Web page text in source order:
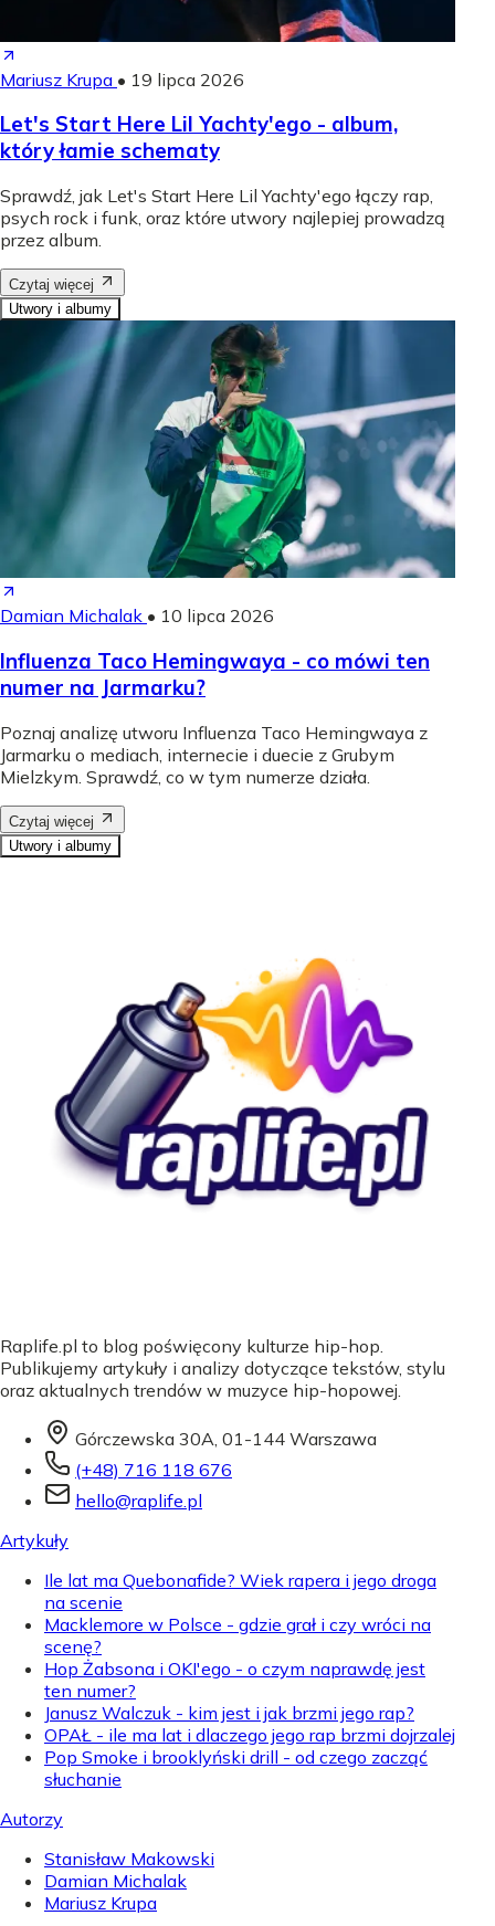
Mariusz Krupa • 19 lipca 2026
Let's Start Here Lil Yachty'ego - album,
który łamie schematy
Sprawdź, jak Let's Start Here Lil Yachty'ego łączy rap,
psych rock i funk, oraz które utwory najlepiej prowadzą
przez album.
Czytaj więcej
Utwory i albumy
Damian Michalak • 10 lipca 2026
Influenza Taco Hemingwaya - co mówi ten
numer na Jarmarku?
Poznaj analizę utworu Influenza Taco Hemingwaya z
Jarmarku o mediach, internecie i duecie z Grubym
Mielzkym. Sprawdź, co w tym numerze działa.
Czytaj więcej
Utwory i albumy
Raplife.pl to blog poświęcony kulturze hip-hop.
Publikujemy artykuły i analizy dotyczące tekstów, stylu
oraz aktualnych trendów w muzyce hip-hopowej.
Górczewska 30A, 01-144 Warszawa
(+48) 716 118 676
hello@raplife.pl
Artykuły
Ile lat ma Quebonafide? Wiek rapera i jego droga
na scenie
Macklemore w Polsce - gdzie grał i czy wróci na
scenę?
Hop Żabsona i OKI'ego - o czym naprawdę jest
ten numer?
Janusz Walczuk - kim jest i jak brzmi jego rap?
OPAŁ - ile ma lat i dlaczego jego rap brzmi dojrzalej
Pop Smoke i brooklyński drill - od czego zacząć
słuchanie
Autorzy
Stanisław Makowski
Damian Michalak
Mariusz Krupa